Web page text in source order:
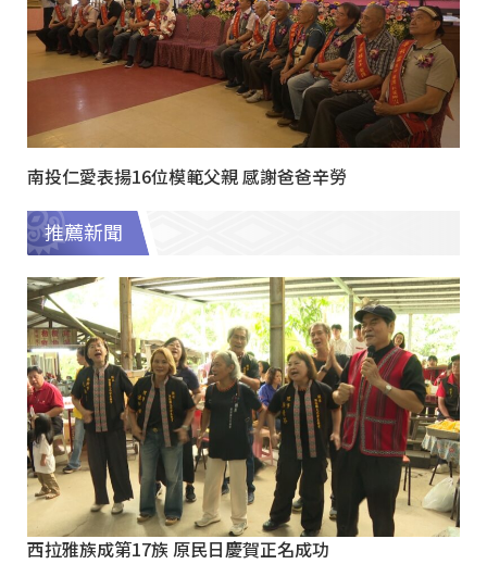
南投仁愛表揚16位模範父親 感謝爸爸辛勞
推薦新聞
西拉雅族成第17族 原民日慶賀正名成功